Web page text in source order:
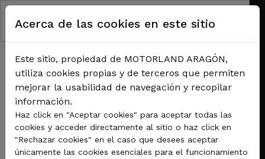
Pasar al contenido principal
RUTA DE NAVEGACIÓN
El Karting de MotorLand Aragón se viste de gala para el domingo de carreras
del CEK Finetwork
Acerca de las cookies en este sitio
Este sitio, propiedad de MOTORLAND ARAGÓN,
utiliza cookies propias y de terceros que permiten
mejorar la usabilidad de navegación y recopilar
información.
Haz click en "Aceptar cookies" para aceptar todas las
cookies y acceder directamente al sitio o haz click en
"Rechazar cookies" en el caso que desees aceptar
únicamente las cookies esenciales para el funcionamiento